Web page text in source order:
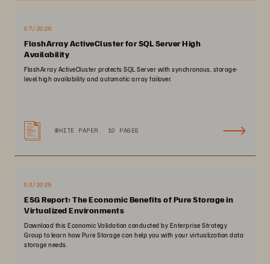
07/2026
FlashArray ActiveCluster for SQL Server High
Availability
FlashArray ActiveCluster protects SQL Server with synchronous, storage-
level high availability and automatic array failover.
WHITE PAPER 10 PAGES
03/2025
ESG Report: The Economic Benefits of Pure Storage in
Virtualized Environments
Download this Economic Validation conducted by Enterprise Strategy
Group to learn how Pure Storage can help you with your virtualization data
storage needs.